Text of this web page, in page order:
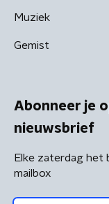
Muziek
Gemist
Abonneer je
nieuwsbrief
Elke zaterdag het
mailbox